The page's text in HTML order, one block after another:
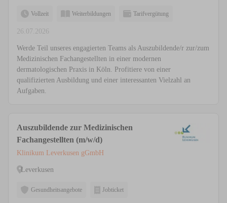
Vollzeit Weiterbildungen Tarifvergütung
26.07.2026
Werde Teil unseres engagierten Teams als Auszubildende/r zur/zum
Medizinischen Fachangestellten in einer modernen
dermatologischen Praxis in Köln. Profitiere von einer
qualifizierten Ausbildung und einer interessanten Vielzahl an
Aufgaben.
Auszubildende zur Medizinischen
Fachangestellten (m/w/d)
Klinikum Leverkusen gGmbH
Leverkusen
Gesundheitsangebote Jobticket